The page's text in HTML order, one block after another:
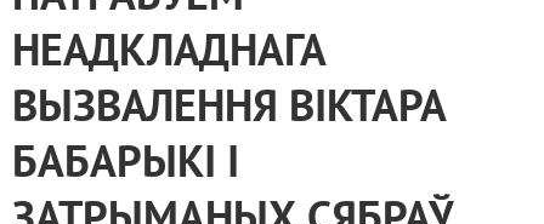
НЕАДКЛАДНАГА
ВЫЗВАЛЕННЯ ВІКТАРА
БАБАРЫКІ І